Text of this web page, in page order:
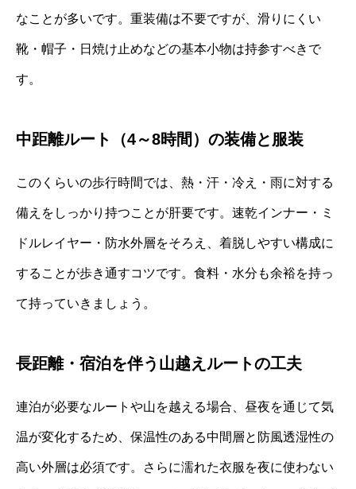
なことが多いです。重装備は不要ですが、滑りにくい
靴・帽子・日焼け止めなどの基本小物は持参すべきで
す。
中距離ルート（4～8時間）の装備と服装
このくらいの歩行時間では、熱・汗・冷え・雨に対する
備えをしっかり持つことが肝要です。速乾インナー・ミ
ドルレイヤー・防水外層をそろえ、着脱しやすい構成に
することが歩き通すコツです。食料・水分も余裕を持っ
て持っていきましょう。
長距離・宿泊を伴う山越えルートの工夫
連泊が必要なルートや山を越える場合、昼夜を通じて気
温が変化するため、保温性のある中間層と防風透湿性の
高い外層は必須です。さらに濡れた衣服を夜に使わない